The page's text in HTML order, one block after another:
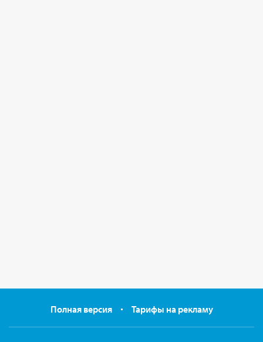
Полная версия Тарифы на рекламу